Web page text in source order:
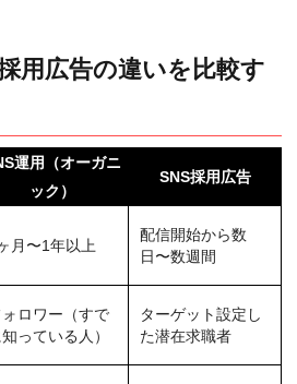
用広告の違いを比較す
運用（オーガニ
ック）
SNS採用広告
月〜1年以上
配信開始から数
日〜数週間
ォロワー（すで
っている人）
ターゲット設定し
た潜在求職者